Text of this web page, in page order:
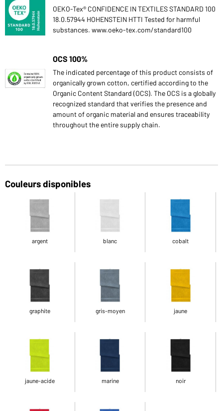
OEKO-Tex® CONFIDENCE IN TEXTILES STANDARD 100
18.0.57944 HOHENSTEIN HTTI Tested for harmful
substances. www.oeko-tex.com/standard100
OCS 100%
The indicated percentage of this product consists of
organically grown cotton, certified according to the
Organic Content Standard (OCS). The OCS is a globally
recognized standard that verifies the presence and
amount of organic material and ensures traceability
throughout the entire supply chain.
Couleurs disponibles
argent blanc cobalt
graphite gris-moyen jaune
jaune-acide marine noir